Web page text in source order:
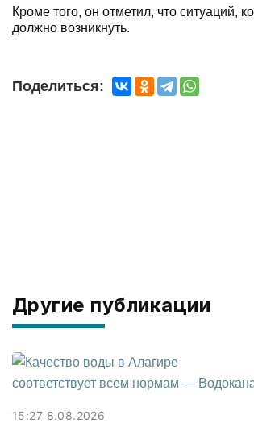
Кроме того, он отметил, что ситуаций,
должно возникнуть.
Поделиться:
Другие публикации
15:27 8.08.2026